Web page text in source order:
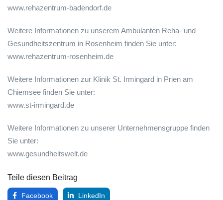
www.rehazentrum-badendorf.de
Weitere Informationen zu unserem Ambulanten Reha- und
Gesundheitszentrum in Rosenheim finden Sie unter:
www.rehazentrum-rosenheim.de
Weitere Informationen zur Klinik St. Irmingard in Prien am
Chiemsee finden Sie unter:
www.st-irmingard.de
Weitere Informationen zu unserer Unternehmensgruppe finden
Sie unter:
www.gesundheitswelt.de
Teile diesen Beitrag
Facebook LinkedIn